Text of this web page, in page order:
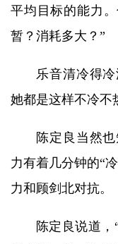
平均目标的能力
暂？消耗多大？”
乐音清冷得
她都是这样不冷不
陈定良当然
力有着几分钟的“
力和顾剑北对抗。
陈定良说道